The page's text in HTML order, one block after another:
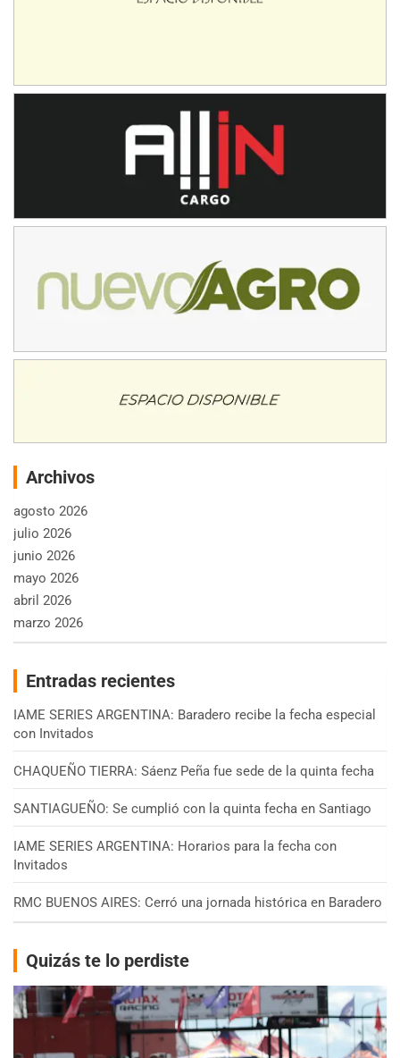
Archivos
agosto 2026
julio 2026
junio 2026
mayo 2026
abril 2026
marzo 2026
Entradas recientes
IAME SERIES ARGENTINA: Baradero recibe la fecha especial
con Invitados
CHAQUEÑO TIERRA: Sáenz Peña fue sede de la quinta fecha
SANTIAGUEÑO: Se cumplió con la quinta fecha en Santiago
IAME SERIES ARGENTINA: Horarios para la fecha con
Invitados
RMC BUENOS AIRES: Cerró una jornada histórica en Baradero
Quizás te lo perdiste